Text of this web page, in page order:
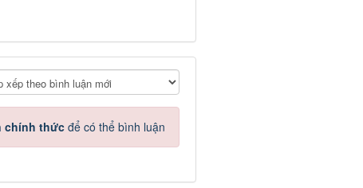
chính thức để có thể bình luận